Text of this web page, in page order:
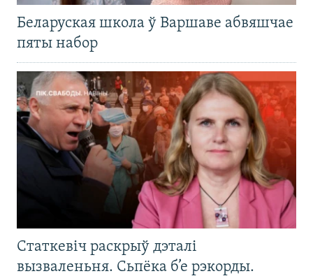
Беларуская школа ў Варшаве абвяшчае
пяты набор
Статкевіч раскрыў дэталі
вызваленьня. Сьпёка б’е рэкорды.